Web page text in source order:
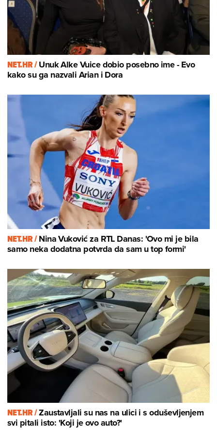
NET.HR /Unuk Alke Vuice dobio posebno ime - Evo
kako su ga nazvali Arian i Dora
NET.HR /Nina Vuković za RTL Danas: 'Ovo mi je bila
samo neka dodatna potvrda da sam u top formi'
NET.HR /Zaustavljali su nas na ulici i s oduševljenjem
svi pitali isto: 'Koji je ovo auto?'